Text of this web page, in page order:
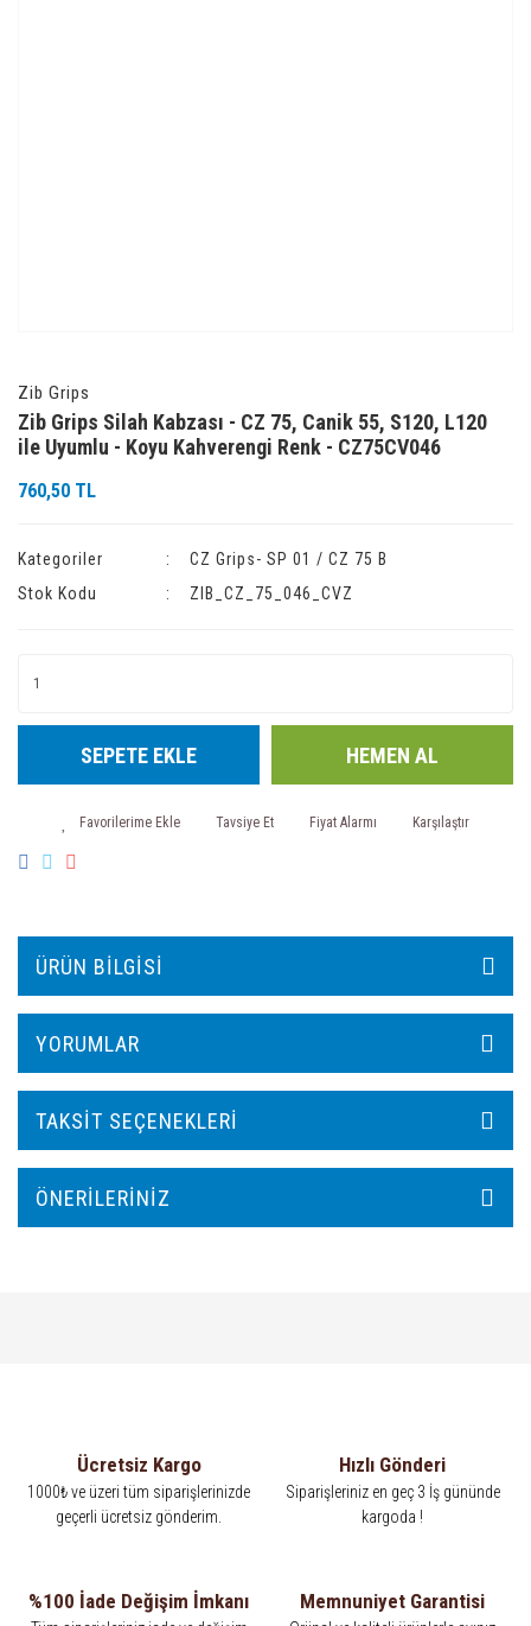
Zib Grips
Zib Grips Silah Kabzası - CZ 75, Canik 55, S120, L120
ile Uyumlu - Koyu Kahverengi Renk - CZ75CV046
760,50 TL
Kategoriler
CZ Grips- SP 01 / CZ 75 B
Stok Kodu
ZIB_CZ_75_046_CVZ
SEPETE EKLE HEMEN AL
Tavsiye Et Fiyat Alarmı Karşılaştır
ÜRÜN BILGISI
YORUMLAR
TAKSIT SEÇENEKLERI
ÖNERILERINIZ
Ücretsiz Kargo
1000₺ ve üzeri tüm siparişlerinizde
geçerli ücretsiz gönderim.
Hızlı Gönderi
Siparişleriniz en geç 3 İş gününde
kargoda !
%100 İade Değişim İmkanı Memnuniyet Garantisi